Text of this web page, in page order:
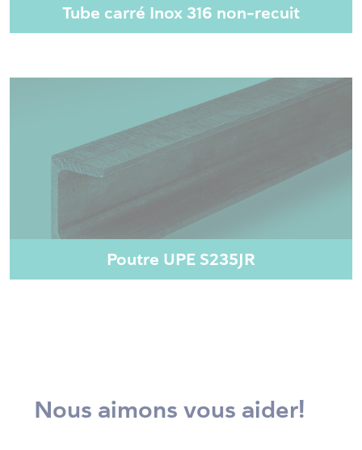
Tube carré Inox 316 non-recuit
Poutre UPE S235JR
Nous aimons vous aider!